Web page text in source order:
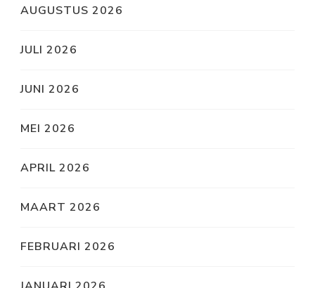
AUGUSTUS 2026
JULI 2026
JUNI 2026
MEI 2026
APRIL 2026
MAART 2026
FEBRUARI 2026